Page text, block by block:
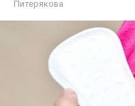
Питерякова